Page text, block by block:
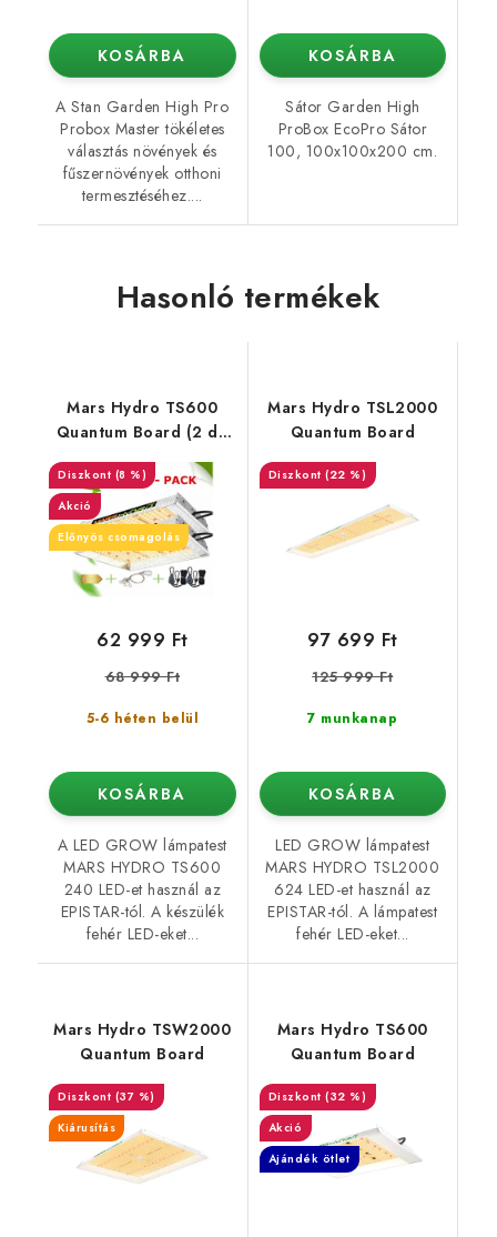
KOSÁRBA
A Stan Garden High Pro
Probox Master tökéletes
választás növények és
fűszernövények otthoni
termesztéséhez....
KOSÁRBA
Sátor Garden High
ProBox EcoPro Sátor
100, 100x100x200 cm.
Hasonló termékek
Mars Hydro TS600
Quantum Board (2 db
csomag)
(8 %)
Akció
Előnyös csomagolás
5-6 héten belül
62 999 Ft
68 999 Ft
KOSÁRBA
A LED GROW lámpatest
MARS HYDRO TS600
240 LED-et használ az
EPISTAR-tól. A készülék
fehér LED-eket...
Mars Hydro TSL2000
Quantum Board
(22 %)
7 munkanap
97 699 Ft
125 999 Ft
KOSÁRBA
LED GROW lámpatest
MARS HYDRO TSL2000
624 LED-et használ az
EPISTAR-tól. A lámpatest
fehér LED-eket...
Mars Hydro TSW2000
Quantum Board
(37 %)
Kiárusítás
Mars Hydro TS600
Quantum Board
(32 %)
Akció
Ajándék ötlet